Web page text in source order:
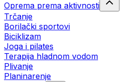
Oprema prema aktivnosti
Trčanje
Borilački sportovi
Biciklizam
Joga i pilates
Terapija hladnom vodom
Plivanje
Planinarenje